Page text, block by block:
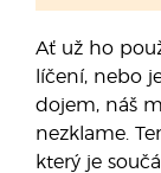
Ať už ho
líčení, nebo
dojem, náš
nezklame.
který je